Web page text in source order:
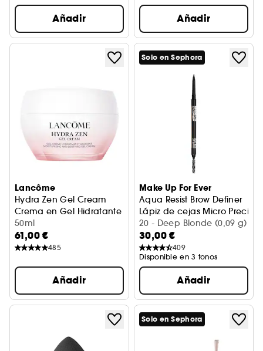
Añadir Añadir
Lancôme
Hydra Zen Gel Cream
Crema en Gel Hidratante y Calmante
50ml
61,00 €
485
Añadir
Solo en Sephora
Make Up For Ever
Aqua Resist Brow Definer
Lápiz de cejas Micro
20 - Deep Blonde (0,09 g)
30,00 €
409
Disponible en 3 tonos
Añadir
Solo en Sephora